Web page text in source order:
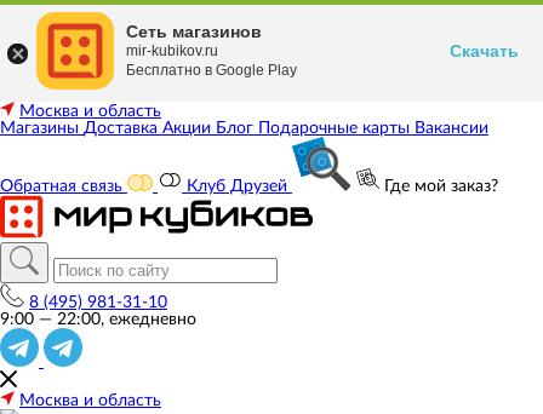
Москва и область
Магазины Доставка Акции Блог Подарочные карты Вакансии
Обратная связь Клуб Друзей Где мой заказ?
8 (495) 981-31-10
9:00 — 22:00, ежедневно
Москва и область
Сеть магазинов
mir-kubikov.ru
Бесплатно в Google Play
Скачать